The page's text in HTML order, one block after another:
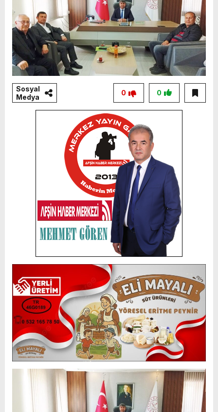
Sosyal
Medya
0
0